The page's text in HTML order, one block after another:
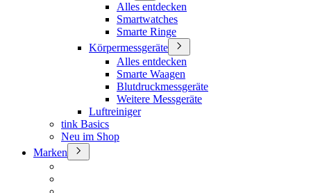
Alles entdecken
Smartwatches
Smarte Ringe
Körpermessgeräte
Alles entdecken
Smarte Waagen
Blutdruckmessgeräte
Weitere Messgeräte
Luftreiniger
tink Basics
Neu im Shop
Marken